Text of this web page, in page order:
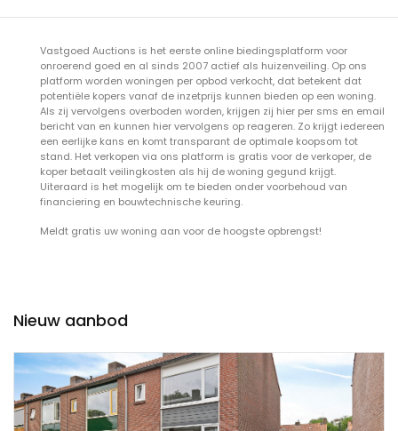
Vastgoed Auctions is het eerste online biedingsplatform voor
onroerend goed en al sinds 2007 actief als huizenveiling. Op ons
platform worden woningen per opbod verkocht, dat betekent dat
potentiële kopers vanaf de inzetprijs kunnen bieden op een woning.
Als zij vervolgens overboden worden, krijgen zij hier per sms en email
bericht van en kunnen hier vervolgens op reageren. Zo krijgt iedereen
een eerlijke kans en komt transparant de optimale koopsom tot
stand. Het verkopen via ons platform is gratis voor de verkoper, de
koper betaalt veilingkosten als hij de woning gegund krijgt.
Uiteraard is het mogelijk om te bieden onder voorbehoud van
financiering en bouwtechnische keuring.
Meldt gratis uw woning aan voor de hoogste opbrengst!
Nieuw aanbod